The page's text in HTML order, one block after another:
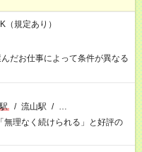
規定あり）
だお仕事によって条件が異なる
/ 流山駅 / …
無理なく続けられる」と好評の